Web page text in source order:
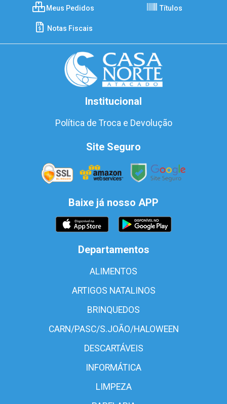
Meus Pedidos Títulos
Notas Fiscais
Institucional
Política de Troca e Devolução
Site Seguro
Baixe já nosso APP
Departamentos
ALIMENTOS
ARTIGOS NATALINOS
BRINQUEDOS
CARN/PASC/S.JOÃO/HALOWEEN
DESCARTÁVEIS
INFORMÁTICA
LIMPEZA